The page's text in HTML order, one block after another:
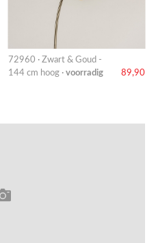
72960 · Zwart & Goud -
144 cm hoog · voorradig 89,90